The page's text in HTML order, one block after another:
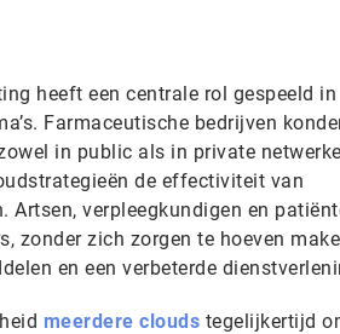
heeft een centrale rol gespeeld in
Farmaceutische bedrijven
in public als in private
de effectiviteit van
verpleegkundigen en
zonder zich zorgen te hoeven
en een verbeterde
meerdere clouds tegelijkertijd